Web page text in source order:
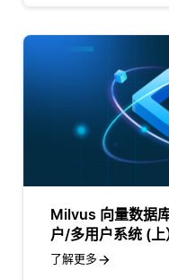
Milvus 向量数据
户/多用户系统 (上
了解更多